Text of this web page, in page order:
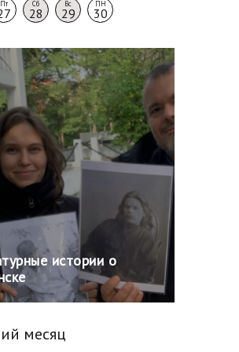
Пт Сб
28
Вс
29
ПН
30
истории о
месяц